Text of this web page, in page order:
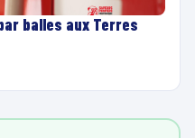
balles aux Terres